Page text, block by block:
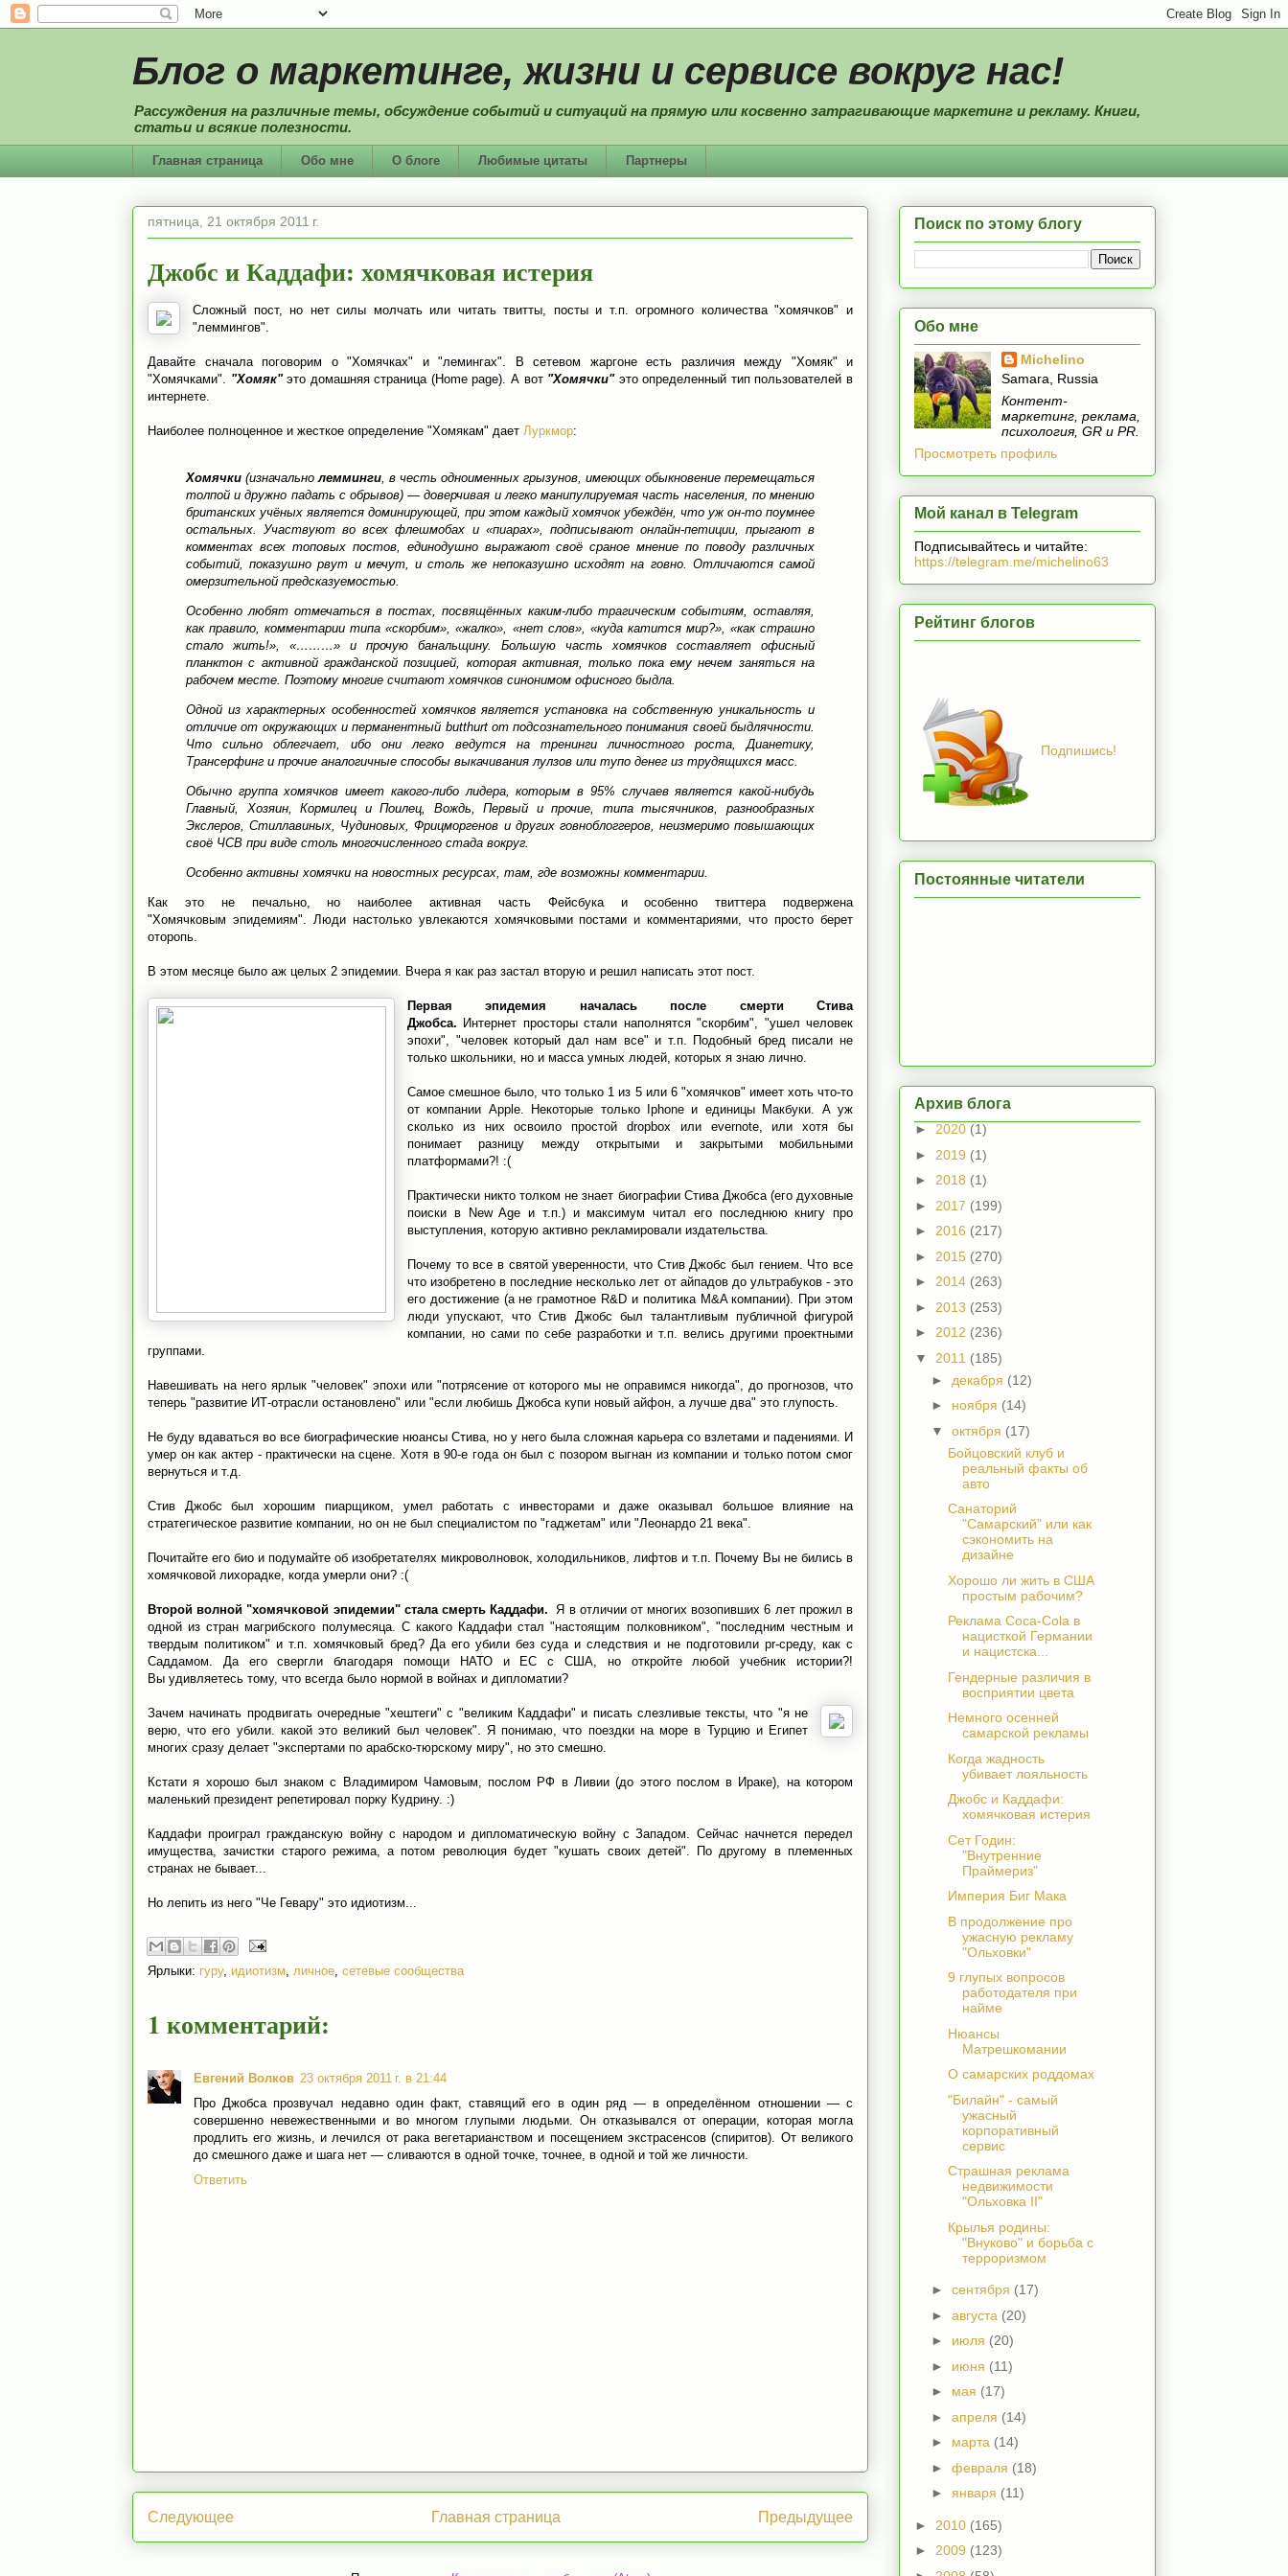
Блог о маркетинге, жизни и сервисе вокруг нас!
Рассуждения на различные темы, обсуждение событий и ситуаций на прямую или косвенно затрагивающие маркетинг и рекламу. Книги,
статьи и всякие полезности.
Главная страница Обо мне О блоге Любимые цитаты Партнеры
пятница, 21 октября 2011 г.
Джобс и Каддафи: хомячковая истерия
Сложный пост, но нет силы молчать или читать твитты, посты и т.п. огромного количества "хомячков" и
"леммингов".
Давайте сначала поговорим о "Хомячках" и "лемингах". В сетевом жаргоне есть различия между "Хомяк" и
"Хомячками". "Хомяк"это домашняя страница (Home page). А вот "Хомячки"это определенный тип пользователей в
интернете.
Наиболее полноценное и жесткое определение "Хомякам" дает Луркмор:
Хомячки (изначально лемминги , в честь одноименных грызунов, имеющих обыкновение перемещаться
толпой и дружно падать с обрывов) — доверчивая и легко манипулируемая часть населения, по мнению
британских учёных является доминирующей, при этом каждый хомячок убеждён, что уж он-то поумнее
остальных. Участвуют во всех флешмобах и «пиарах», подписывают онлайн-петиции, прыгают в
комментах всех топовых постов, единодушно выражают своё сраное мнение по поводу различных
событий, показушно рвут и мечут, и столь же непоказушно исходят на говно. Отличаются самой
омерзительной предсказуемостью.
Особенно любят отмечаться в постах, посвящённых каким-либо трагическим событиям, оставляя,
как правило, комментарии типа «скорбим», «жалко», «нет слов», «куда катится мир?», «как страшно
стало жить!», «………» и прочую банальщину. Большую часть хомячков составляет офисный
планктон с активной гражданской позицией, которая активная, только пока ему нечем заняться на
рабочем месте. Поэтому многие считают хомячков синонимом офисного быдла.
Одной из характерных особенностей хомячков является установка на собственную уникальность и
отличие от окружающих и перманентный butthurt от подсознательного понимания своей быдлячности.
Что сильно облегчает, ибо они легко ведутся на тренинги личностного роста, Дианетику,
Трансерфинг и прочие аналогичные способы выкачивания лулзов или тупо денег из трудящихся масс.
Обычно группа хомячков имеет какого-либо лидера, которым в 95% случаев является какой-нибудь
Главный, Хозяин, Кормилец и Поилец, Вождь, Первый и прочие, типа тысячников, разнообразных
Экслеров, Стиллавиных, Чудиновых, Фрицморгенов и других говноблоггеров, неизмеримо повышающих
своё ЧСВ при виде столь многочисленного стада вокруг.
Особенно активны хомячки на новостных ресурсах, там, где возможны комментарии.
Как это не печально, но наиболее активная часть Фейсбука и особенно твиттера подвержена
"Хомячковым эпидемиям". Люди настолько увлекаются хомячковыми постами и комментариями, что просто берет
оторопь.
В этом месяце было аж целых 2 эпидемии. Вчера я как раз застал вторую и решил написать этот пост.
Первая эпидемия началась после смерти Стива
Джобса. Интернет просторы стали наполнятся "скорбим", "ушел человек
эпохи", "человек который дал нам все" и т.п. Подобный бред писали не
только школьники, но и масса умных людей, которых я знаю лично.
Самое смешное было, что только 1 из 5 или 6 "хомячков" имеет хоть что-то
от компании Apple. Некоторые только Iphone и единицы Макбуки. А уж
сколько из них освоило простой dropbox или evernote, или хотя бы
понимает разницу между открытыми и закрытыми мобильными
платформами?! :(
Практически никто толком не знает биографии Стива Джобса (его духовные
поиски в New Age и т.п.) и максимум читал его последнюю книгу про
выступления, которую активно рекламировали издательства.
Почему то все в святой уверенности, что Стив Джобс был гением. Что все
что изобретено в последние несколько лет от айпадов до ультрабуков - это
его достижение (а не грамотное R&D и политика M&A компании). При этом
люди упускают, что Стив Джобс был талантливым публичной фигурой
компании, но сами по себе разработки и т.п. велись другими проектными
группами.
Навешивать на него ярлык "человек" эпохи или "потрясение от которого мы не оправимся никогда", до прогнозов, что
теперь "развитие ИТ-отрасли остановлено" или "если любишь Джобса купи новый айфон, а лучше два" это глупость.
Не буду вдаваться во все биографические нюансы Стива, но у него была сложная карьера со взлетами и падениями. И
умер он как актер - практически на сцене. Хотя в 90-е года он был с позором выгнан из компании и только потом смог
вернуться и т.д.
Стив Джобс был хорошим пиарщиком, умел работать с инвесторами и даже оказывал большое влияние на
стратегическое развитие компании, но он не был специалистом по "гаджетам" или "Леонардо 21 века".
Почитайте его био и подумайте об изобретателях микроволновок, холодильников, лифтов и т.п. Почему Вы не бились в
хомячковой лихорадке, когда умерли они? :(
Второй волной "хомячковой эпидемии" стала смерть Каддафи. Я в отличии от многих возопивших 6 лет прожил в
одной из стран магрибского полумесяца. С какого Каддафи стал "настоящим полковником", "последним честным и
твердым политиком" и т.п. хомячковый бред? Да его убили без суда и следствия и не подготовили pr-среду, как с
Саддамом. Да его свергли благодаря помощи НАТО и ЕС с США, но откройте любой учебник истории?!
Вы удивляетесь тому, что всегда было нормой в войнах и дипломатии?
Зачем начинать продвигать очередные "хештеги" с "великим Каддафи" и писать слезливые тексты, что "я не
верю, что его убили. какой это великий был человек". Я понимаю, что поездки на море в Турцию и Египет
многих сразу делает "экспертами по арабско-тюрскому миру", но это смешно.
Кстати я хорошо был знаком с Владимиром Чамовым, послом РФ в Ливии (до этого послом в Ираке), на котором
маленький президент репетировал порку Кудрину. :)
Каддафи проиграл гражданскую войну с народом и дипломатическую войну с Западом. Сейчас начнется передел
имущества, зачистки старого режима, а потом революция будет "кушать своих детей". По другому в племенных
странах не бывает...
Но лепить из него "Че Гевару" это идиотизм...
Ярлыки: гуру, идиотизм личное сетевые сообщества
1 комментарий:
Евгений Волков 23 октября 2011 г. в 21:44
Про Джобса прозвучал недавно один факт, ставящий его в один ряд — в определённом отношении — с
совершенно невежественными и во многом глупыми людьми. Он отказывался от операции, которая могла
продлить его жизнь, и лечился от рака вегетарианством и посещением экстрасенсов (спиритов). От великого
до смешного даже и шага нет — сливаются в одной точке, точнее, в одной и той же личности.
Ответить
Следующее Предыдущее
Главная страница
Поиск по этому блогу
Обо мне
Michelino
Samara, Russia
Контент-
маркетинг, реклама,
психология, GR и PR.
Просмотреть профиль
Мой канал в Telegram
Подписывайтесь и читайте:
https://telegram.me/michelino63
Рейтинг блогов
Подпишись!
Постоянные читатели
Архив блога
► 2020 (1)
► 2019 (1)
► 2018 (1)
► 2017 (199)
► 2016 (217)
► 2015 (270)
► 2014 (263)
► 2013 (253)
► 2012 (236)
▼ 2011 (185)
► декабря (12)
► ноября (14)
▼ октября (17)
Бойцовский клуб и
реальный факты об
авто
Санаторий
"Самарский" или как
сэкономить на
дизайне
Хорошо ли жить в США
простым рабочим?
Реклама Coca-Cola в
нацисткой Германии
и нацистска...
Гендерные различия в
восприятии цвета
Немного осенней
самарской рекламы
Когда жадность
убивает лояльность
Джобс и Каддафи:
хомячковая истерия
Сет Годин:
"Внутренние
Праймериз"
Империя Биг Мака
В продолжение про
ужасную рекламу
"Ольховки"
9 глупых вопросов
работодателя при
найме
Нюансы
Матрешкомании
О самарских роддомах
"Билайн" - самый
ужасный
корпоративный
сервис
Страшная реклама
недвижимости
"Ольховка II"
Крылья родины:
"Внуково" и борьба с
терроризмом
► сентября (17)
► августа (20)
► июля (20)
► июня (11)
► мая (17)
► апреля (14)
► марта (14)
► февраля (18)
► января (11)
► 2010 (165)
► 2009 (123)